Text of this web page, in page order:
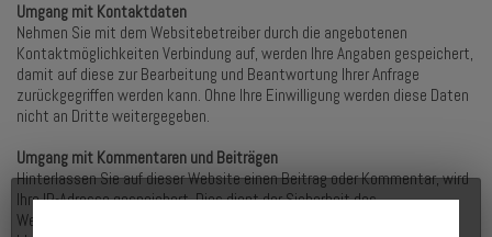
Umgang mit Kontaktdaten
Nehmen Sie mit dem Websitebetreiber durch die angebotenen
Kontaktmöglichkeiten Verbindung auf, werden Ihre Angaben gespeichert,
damit auf diese zur Bearbeitung und Beantwortung Ihrer Anfrage
zurückgegriffen werden kann. Ohne Ihre Einwilligung werden diese Daten
nicht an Dritte weitergegeben.
Umgang mit Kommentaren und Beiträgen
Hinterlassen Sie auf dieser Website einen Beitrag oder Kommentar, wird
Ihre IP-Adresse gespeichert. Dies dient der Sicherheit des
Websitebetreibers: Verstößt Ihr Text gegen das Recht, möchte er Ihre